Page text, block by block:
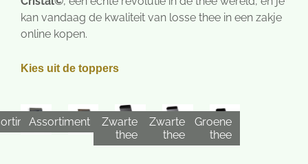
kan vandaag de kwaliteit van losse thee in een zakje
online kopen.
Kies uit de toppers
Assortiment
Zwarte
thee
Zwarte
thee
Groene
thee